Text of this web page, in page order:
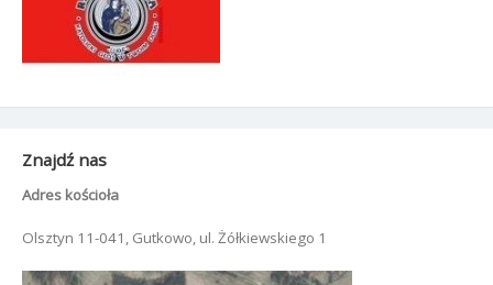
Znajdź nas
Adres kościoła
Olsztyn 11-041, Gutkowo, ul. Żółkiewskiego 1